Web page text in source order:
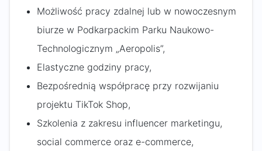
Możliwość pracy zdalnej lub w nowoczesnym
biurze w Podkarpackim Parku Naukowo-
Technologicznym „Aeropolis”,
Elastyczne godziny pracy,
Bezpośrednią współpracę przy rozwijaniu
projektu TikTok Shop,
Szkolenia z zakresu influencer marketingu,
social commerce oraz e-commerce,